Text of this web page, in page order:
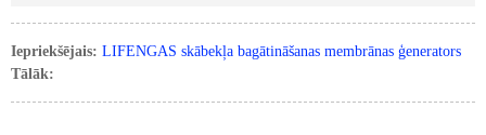
Iepriekšējais: LIFENGAS skābekļa bagātināšanas membrānas ģenerators
Tālāk: